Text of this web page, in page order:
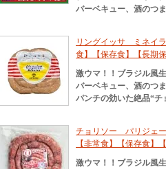
バーベキュー、酒のつ
リングイッサ ミネイ
食】【保存食】【長期
激ウマ！！ブラジル風
バーベキュー、酒のつ
パンチの効いた絶品“チ
チョリソー パリジェ
【非常食】【保存食】
激ウマ！！ブラジル風